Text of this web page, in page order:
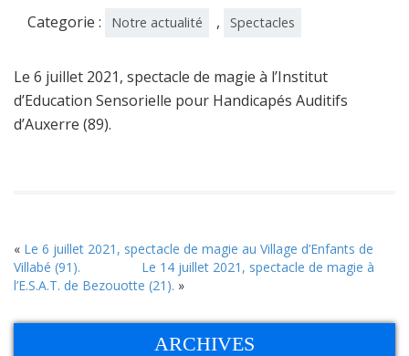
Categorie : Notre actualité , Spectacles
Le 6 juillet 2021, spectacle de magie à l’Institut
d’Education Sensorielle pour Handicapés Auditifs
d’Auxerre (89).
« Le 6 juillet 2021, spectacle de magie au Village d’Enfants de
Villabé (91).
Le 14 juillet 2021, spectacle de magie à
l’E.S.A.T. de Bezouotte (21). »
ARCHIVES